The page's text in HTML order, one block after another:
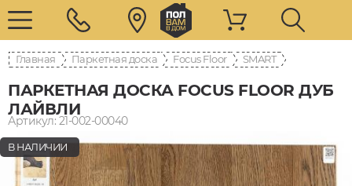
Главная Паркетная доска Focus Floor SMART
ПАРКЕТНАЯ ДОСКА FOCUS FLOOR ДУБ
ЛАЙВЛИ
Артикул: 21-002-00040
В НАЛИЧИИ